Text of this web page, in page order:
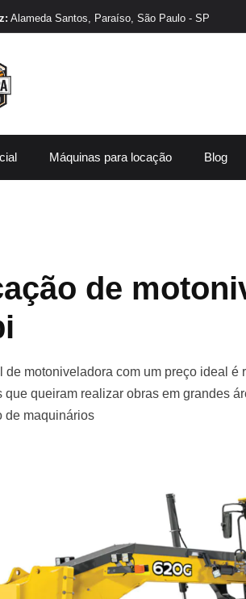
Alameda Santos, Paraíso, São Paulo - SP
Máquinas para locação Blog
de
de motoniveladora com um preço ideal
que queiram realizar obras em grandes
de maquinários